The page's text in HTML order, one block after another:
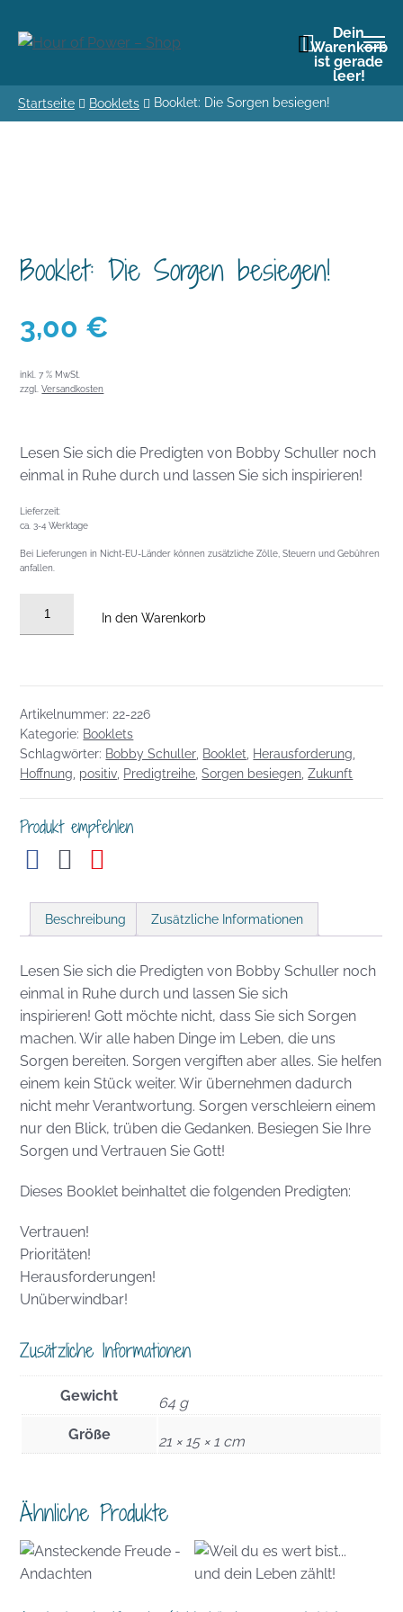
Dein
Warenkorb
ist gerade
leer!
Startseite Booklets Booklet: Die Sorgen besiegen!
Booklet: Die Sorgen besiegen!
3,00 €
inkl. 7 % MwSt.
zzgl.Versandkosten
Lesen Sie sich die Predigten von Bobby Schuller noch
einmal in Ruhe durch und lassen Sie sich inspirieren!
Lieferzeit:
ca. 3-4 Werktage
Bei Lieferungen in Nicht-EU-Länder können zusätzliche Zölle, Steuern und Gebühren
anfallen.
In den Warenkorb
Artikelnummer: 22-226
Kategorie: Booklets
Schlagwörter: Bobby Schuller Booklet Herausforderung
Hoffnung positiv Predigtreihe ,Sorgen besiegen ,Zukunft
Produkt empfehlen
Beschreibung Zusätzliche Informationen
Lesen Sie sich die Predigten von Bobby Schuller noch
einmal in Ruhe durch und lassen Sie sich
inspirieren! Gott möchte nicht, dass Sie sich Sorgen
machen. Wir alle haben Dinge im Leben, die uns
Sorgen bereiten. Sorgen vergiften aber alles. Sie helfen
einem kein Stück weiter. Wir übernehmen dadurch
nicht mehr Verantwortung. Sorgen verschleiern einem
nur den Blick, trüben die Gedanken. Besiegen Sie Ihre
Sorgen und Vertrauen Sie Gott!
Dieses Booklet beinhaltet die folgenden Predigten:
Vertrauen!
Prioritäten!
Herausforderungen!
Unüberwindbar!
Zusätzliche Informationen
Gewicht
64 g
Größe
21 × 15 × 1 cm
Ähnliche Produkte